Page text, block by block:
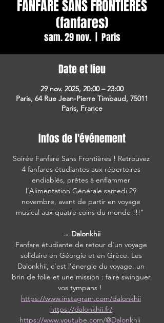
FANFARE SANS FRONTIERES
(fanfares)
sam. 29 nov.
  |
Paris
Date et lieu
29 nov. 2025, 20:00 – 23:00
Paris, 64 Rue Jean-Pierre Timbaud, 75011
Paris, France
Infos de l'événement
Soirée Fanfare Sans Frontières ! Retrouvez
4 fanfares étudiantes aux répertoires
endiablés, prêtes à enflammer
l’Alimentation Générale samedi 29
novembre, avant de partir en voyage
musical aux quatre coins du monde !!!"
→ Dalonkhii
Fanfare étudiante de retour d'un voyage
solidaire en Géorgie et en Grèce. Les
Dalonkhii, c’est l’énergie du voyage, un
brin de folie et une mission : faire swinguer
vos tympans !
https://www.instagram.com/dalonkhii
https://dalonkhii.fr/
https://www.youtube.com/@Dalonkhii